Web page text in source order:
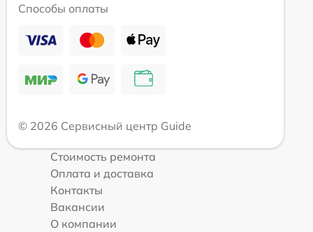
Способы оплаты
© 2026 Сервисный центр Guide
Стоимость ремонта
Оплата и доставка
Контакты
Вакансии
О компании